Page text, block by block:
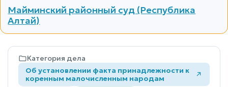
Майминский районный суд (Республика
Алтай)
Категория дела
Об установлении факта принадлежности к
коренным малочисленным народам